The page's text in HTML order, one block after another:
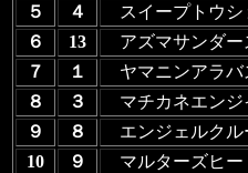
５
４
スイープトウシ
６
13
アズマサンダー
７
１
ヤマニンアラバ
８
３
マチカネエンジ
９
８
エンジェルクル
10
９ マルターズヒー